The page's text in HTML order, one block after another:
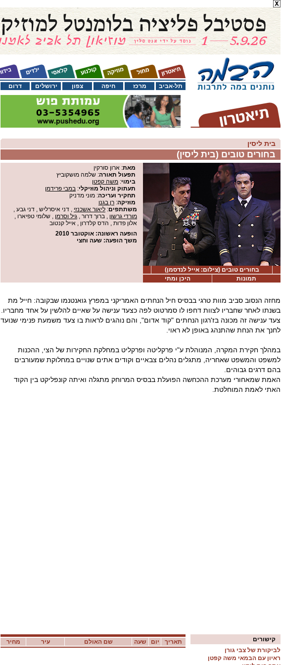
דרום ירושלים צפון חיפה מרכז תל-אביב
בית ליסין
בחורים טובים (בית ליסין)
מאת: ארון סורקין
תפעול תאורה: שלמה מושקוביץ
בימוי: משה קפטן
תעתוק וניהול מוזיקלי: במבי פרידמן
תחקיר ועריכה: מוני מדניק
מוזיקה: רן בגנו
משתתפים: ליאור אשכנזי , דני איסרליש , דני גבע ,
מורדי גרשון , ברוך דרור , גיל וסרמן , שלומי טפיארו ,
אלון פדות , הדס קלדרון , אייל קנטוב
הופעה ראשונה: אוקטובר 2010
משך הופעה: שעה וחצי
בחורים טובים (צילום: אייל לנדסמן)
תמונות
היכן ומתי
מחזה הנסוב סביב מוות טרגי בבסיס חיל הנחתים האמריקני במפרץ גואנטנמו שבקובה: חייל מת
בשנתו לאחר שחבריו לצוות דחפו לו סמרטוט לפה כצעד ענישה על שאיים להלשין על אחד מחבריו.
צעד ענישה זה מכונה בז'רגון הנחתים "קוד אדום", והם נוהגים לראות בו צעד משמעת פנימי שנועד
לחנך את הנחת שהתנהג באופן לא ראוי.
במהלך חקירת המקרה, המנוהלת ע"י פרקליטה ופרקליט במחלקת החקירות של הצי, ההכנות
למשפט והמשפט שאחריה, מתגלים נהלים צבאיים וקודים אתים שנויים במחלוקת שמעורבים
בהם דרגים גבוהים.
האמת שמאחורי מערכת ההכחשה הפועלת בבסיס המרוחק מתגלה ואיתה קונפליקט בין הקוד
האתי לאמת המוחלטת.
מחיר עיר שם האולם שעה יום תאריך
קישורים
לביקורת של צבי גורן
ראיון עם הבמאי משה קפטן